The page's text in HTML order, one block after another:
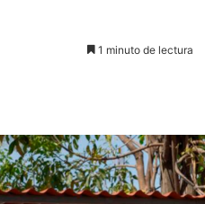
1 minuto de lectura